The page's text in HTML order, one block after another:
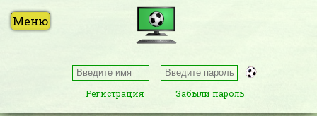
Регистрация Забыли пароль